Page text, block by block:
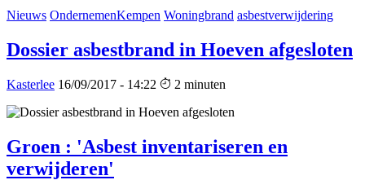
Nieuws OndernemenKempen Woningbrand asbestverwijdering
Dossier asbestbrand in Hoeven afgesloten
Kasterlee 16/09/2017 - 14:22 2 minuten
Groen : 'Asbest inventariseren en
verwijderen'